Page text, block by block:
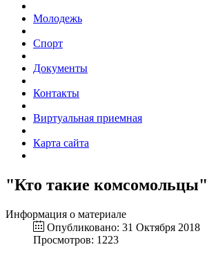
Молодежь
Спорт
Документы
Контакты
Виртуальная приемная
Карта сайта
"Кто такие комсомольцы"
Информация о материале
Опубликовано: 31 Октября 2018
Просмотров: 1223